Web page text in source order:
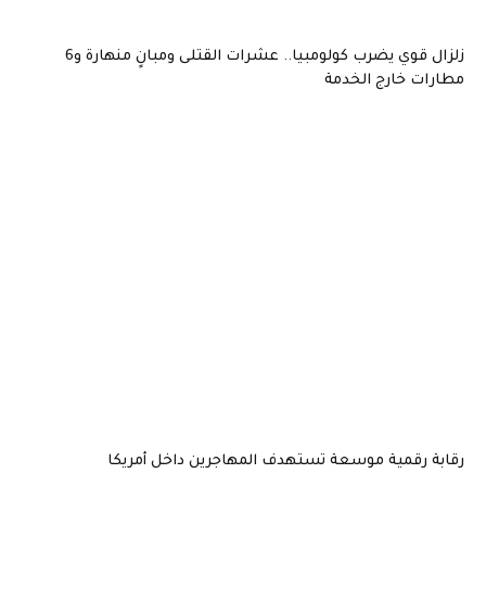
زلزال قوي يضرب كولومبيا.. عشرات القتلى ومبانٍ منهارة و6
مطارات خارج الخدمة
رقابة رقمية موسعة تستهدف المهاجرين داخل أمريكا